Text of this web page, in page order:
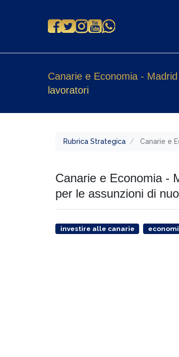
Canarie e Economia -
lavoratori
Rubrica Strategica Canarie e
Canarie e Economia -
per le assunzioni di
investire alle canarie